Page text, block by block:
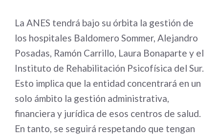
La ANES tendrá bajo su órbita la gestión de
los hospitales Baldomero Sommer, Alejandro
Posadas, Ramón Carrillo, Laura Bonaparte y el
Instituto de Rehabilitación Psicofísica del Sur.
Esto implica que la entidad concentrará en un
solo ámbito la gestión administrativa,
financiera y jurídica de esos centros de salud.
En tanto, se seguirá respetando que tengan